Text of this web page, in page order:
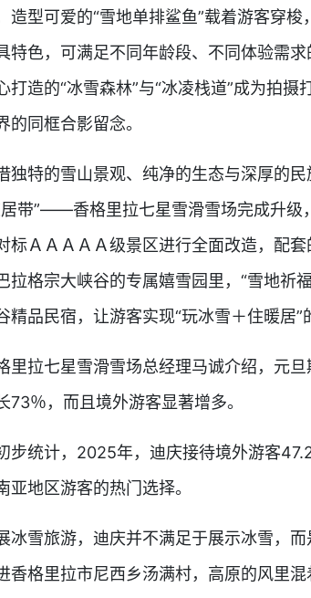
造型可爱的“雪地单排鲨鱼”载着游客穿
特色，可满足不同年龄段、不同体验需
打造的“冰雪森林”与“冰凌栈道”成为拍
的同框合影留念。
独特的雪山景观、纯净的生态与深厚的
居带”——香格里拉七星雪滑雪场完成升级
标ＡＡＡＡＡ级景区进行全面改造，配
拉格宗大峡谷的专属嬉雪园里，“雪地祈
精品民宿，让游客实现“玩冰雪＋住暖居”
里拉七星雪滑雪场总经理马诚介绍，元旦
73％，而且境外游客显著增多。
步统计，2025年，迪庆接待境外游客
亚地区游客的热门选择。
冰雪旅游，迪庆并不满足于展示冰雪，
香格里拉市尼西乡汤满村，高原的风里